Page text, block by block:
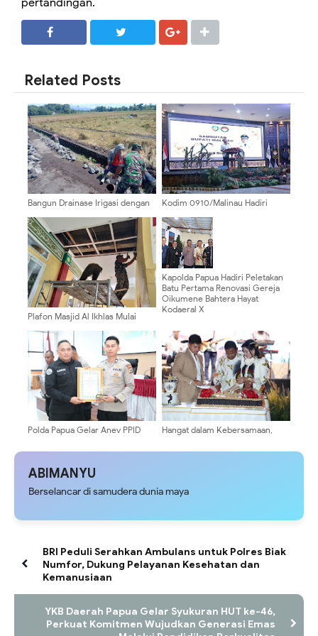
pertandingan.
Related Posts
Bangun Drainase Irigasi dengan
Babinsa Dawuhan Wetan Perkuat
Ketahanan Pangan
Kodim 0910/Malinau Hadiri
Wanita Persatuan Kabupaten
Malinau
Plafon Masjid Al Ikhlas Mulai
Mempercantik Tampilannya
Kapolda Papua Hadiri Peletakan
Batu Pertama Renovasi Gereja
Oikumene Bahtera Hayat
Kodaeral X
Polda Papua Gelar Anev PPID
Pengelolaan Informasi Publik
Digital
Hangat dalam Kebersamaan,
Kapolda Papua Berlangsung
ABIMANYU
Berselancar di samudera dunia maya
BRI Peduli Serahkan Ambulans untuk Polres Biak
Numfor, Dukung Pelayanan Kesehatan dan
Kemanusiaan
YKB Daerah Papua Gelar Syukuran HUT ke-46,
Perkuat Komitmen Wujudkan Generasi Emas